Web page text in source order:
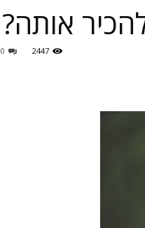
אותה?
0 2447